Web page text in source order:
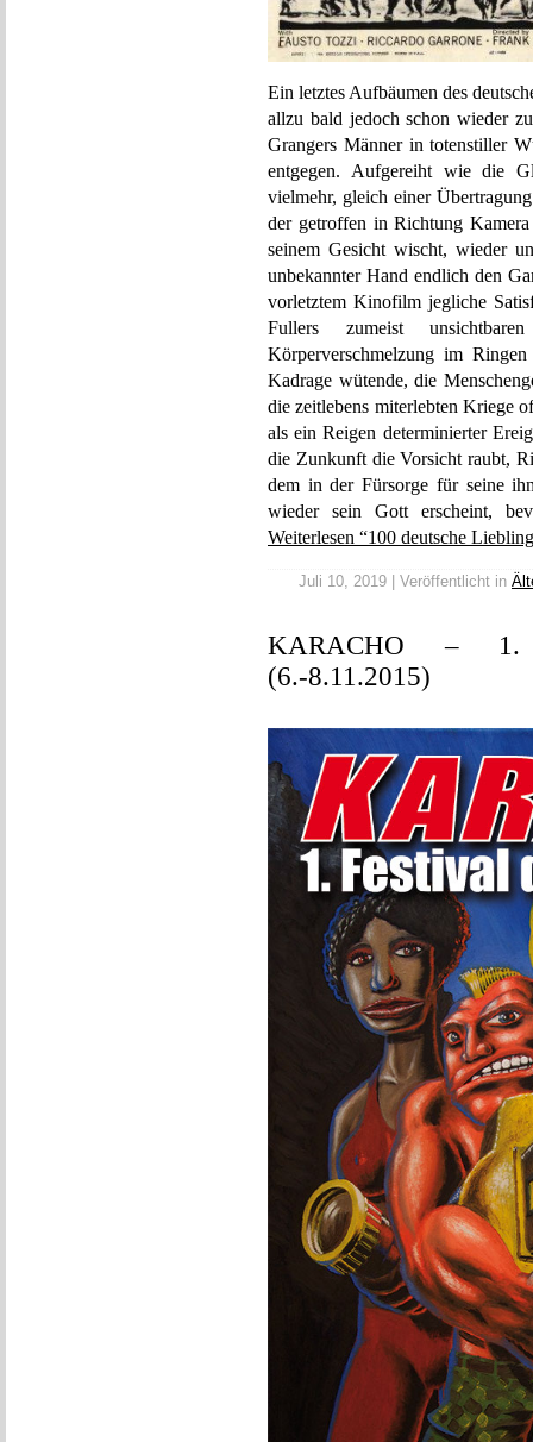
Ein letztes Aufbäumen des
allzu bald jedoch schon wieder
Grangers Männer in totenstiller
entgegen. Aufgereiht wie die
vielmehr, gleich einer
der getroffen in Richtung
seinem Gesicht wischt, wieder
unbekannter Hand endlich den
vorletztem Kinofilm jegliche
Fullers zumeist
Körperverschmelzung im
Kadrage wütende, die
die zeitlebens miterlebten Kriege
als ein Reigen determinierter
die Zunkunft die Vorsicht raubt,
dem in der Fürsorge für seine
wieder sein Gott erscheint,
Weiterlesen “100 deutsche
Juli 10, 2019 | Veröffentlicht in
KARACHO – 1.
(6.-8.11.2015)